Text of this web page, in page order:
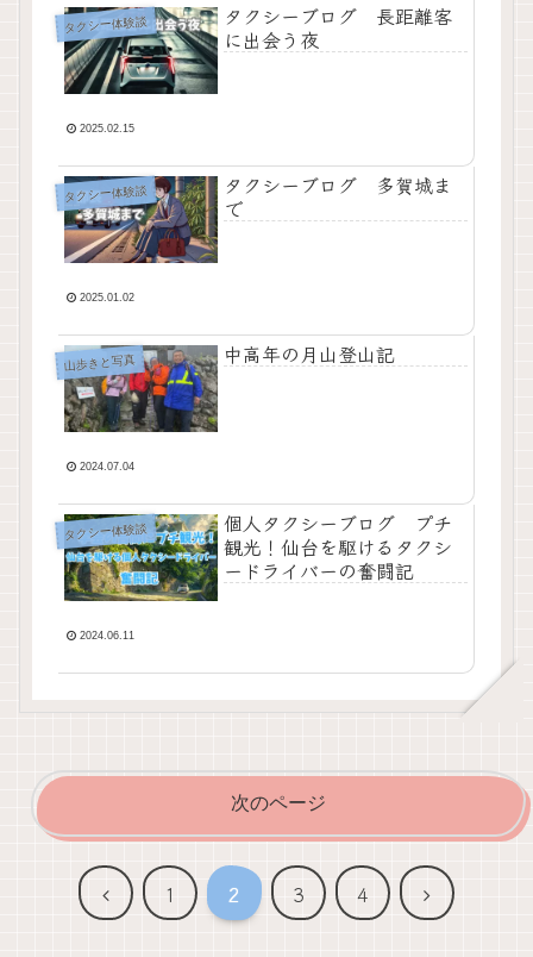
タクシー体験談
タクシーブログ 長距離客
に出会う夜
2025.02.15
タクシー体験談
タクシーブログ 多賀城ま
で
2025.01.02
山歩きと写真 中高年の月山登山記
2024.07.04
タクシー体験談
個人タクシーブログ プチ
観光！仙台を駆けるタクシ
ードライバーの奮闘記
2024.06.11
次のページ
前
1 2 3 4
次